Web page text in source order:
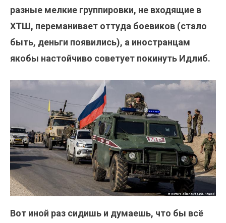
разные мелкие группировки, не входящие в
ХТШ, переманивает оттуда боевиков (стало
быть, деньги появились), а иностранцам
якобы настойчиво советует покинуть Идлиб.
Вот иной раз сидишь и думаешь, что бы всё